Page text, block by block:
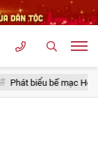
Trung ương 3,